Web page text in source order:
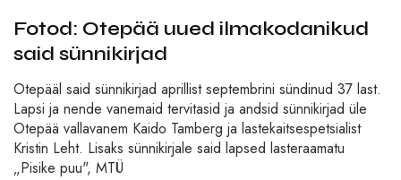
Fotod: Otepää uued ilmakodanikud
said sünnikirjad
Otepääl said sünnikirjad aprillist septembrini sündinud 37 last.
Lapsi ja nende vanemaid tervitasid ja andsid sünnikirjad üle
Otepää vallavanem Kaido Tamberg ja lastekaitsespetsialist
Kristin Leht. Lisaks sünnikirjale said lapsed lasteraamatu
„Pisike puu", MTÜ